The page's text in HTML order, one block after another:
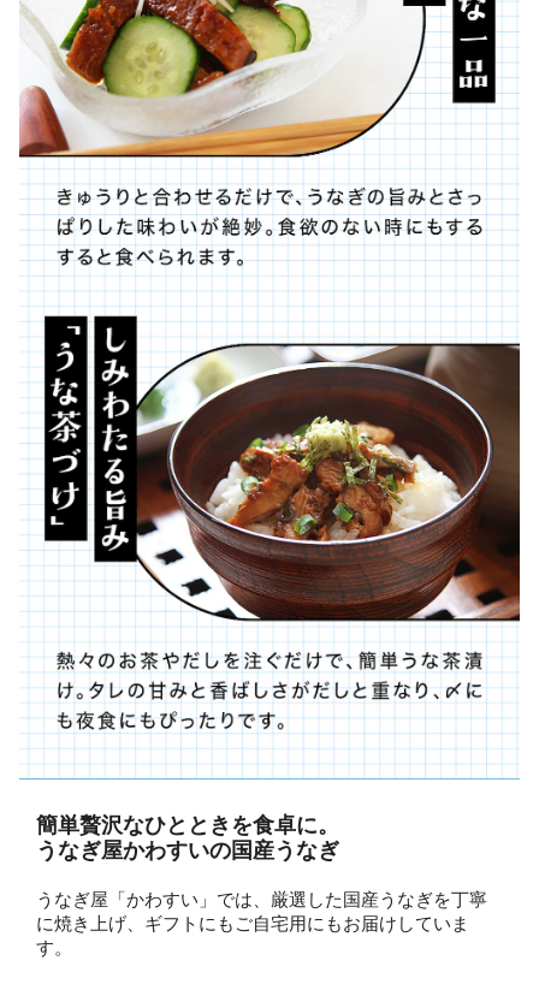
簡単贅沢なひとときを食卓に。
うなぎ屋かわすいの国産うなぎ
うなぎ屋「かわすい」では、厳選した国産うなぎを丁寧
に焼き上げ、ギフトにもご自宅用にもお届けしていま
す。